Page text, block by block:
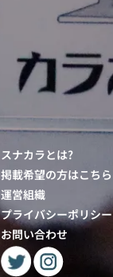
スナカラとは?
掲載希望の方はこちら
運営組織
プライバシーポリシー
お問い合わせ